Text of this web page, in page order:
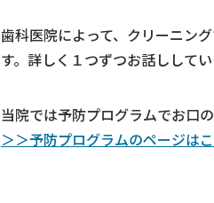
歯科医院によって、クリーニン
す。詳しく１つずつお話ししてい
当院では予防プログラムでお口
＞＞予防プログラムのページは